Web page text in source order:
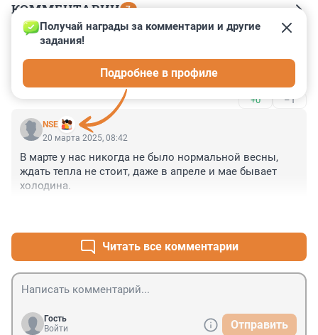
КОММЕНТАРИИ 7
Гость
Опять колесов не туда посмотрел, когда прогноз ваял
+0 –1
NSE
Получай награды за комментарии и другие
задания!
Подробнее в профиле
20 марта 2025, 08:42
В марте у нас никогда не было нормальной весны,
ждать тепла не стоит, даже в апреле и мае бывает
холодина.
Читать все комментарии
Гость
Войти
Отправить